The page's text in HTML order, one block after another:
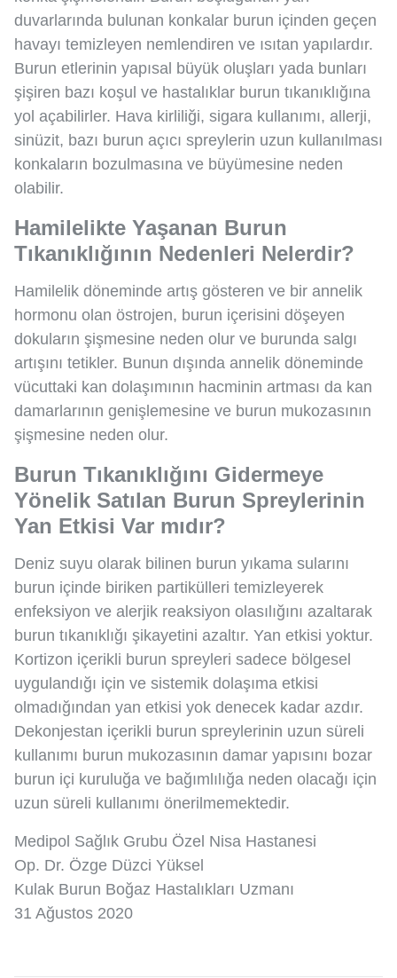
duvarlarında bulunan konkalar burun içinden geçen
havayı temizleyen nemlendiren ve ısıtan yapılardır.
Burun etlerinin yapısal büyük oluşları yada bunları
şişiren bazı koşul ve hastalıklar burun tıkanıklığına
yol açabilirler. Hava kirliliği, sigara kullanımı, allerji,
sinüzit, bazı burun açıcı spreylerin uzun kullanılması
konkaların bozulmasına ve büyümesine neden
olabilir.
Hamilelikte Yaşanan Burun
Tıkanıklığının Nedenleri Nelerdir?
Hamilelik döneminde artış gösteren ve bir annelik
hormonu olan östrojen, burun içerisini döşeyen
dokuların şişmesine neden olur ve burunda salgı
artışını tetikler. Bunun dışında annelik döneminde
vücuttaki kan dolaşımının hacminin artması da kan
damarlarının genişlemesine ve burun mukozasının
şişmesine neden olur.
Burun Tıkanıklığını Gidermeye
Yönelik Satılan Burun Spreylerinin
Yan Etkisi Var mıdır?
Deniz suyu olarak bilinen burun yıkama sularını
burun içinde biriken partikülleri temizleyerek
enfeksiyon ve alerjik reaksiyon olasılığını azaltarak
burun tıkanıklığı şikayetini azaltır. Yan etkisi yoktur.
Kortizon içerikli burun spreyleri sadece bölgesel
uygulandığı için ve sistemik dolaşıma etkisi
olmadığından yan etkisi yok denecek kadar azdır.
Dekonjestan içerikli burun spreylerinin uzun süreli
kullanımı burun mukozasının damar yapısını bozar
burun içi kuruluğa ve bağımlılığa neden olacağı için
uzun süreli kullanımı önerilmemektedir.
Medipol Sağlık Grubu Özel Nisa Hastanesi
Op. Dr. Özge Düzci Yüksel
Kulak Burun Boğaz Hastalıkları Uzmanı
31 Ağustos 2020